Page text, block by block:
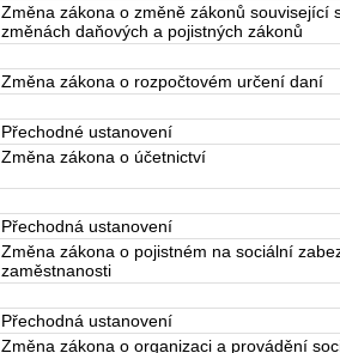
Změna zákona o změně zákonů
změnách daňových a pojistných zákonů
Změna zákona o rozpočtovém určení daní
Přechodné ustanovení
Změna zákona o účetnictví
Přechodná ustanovení
Změna zákona o pojistném na sociální
zaměstnanosti
Přechodná ustanovení
Změna zákona o organizaci a provádění